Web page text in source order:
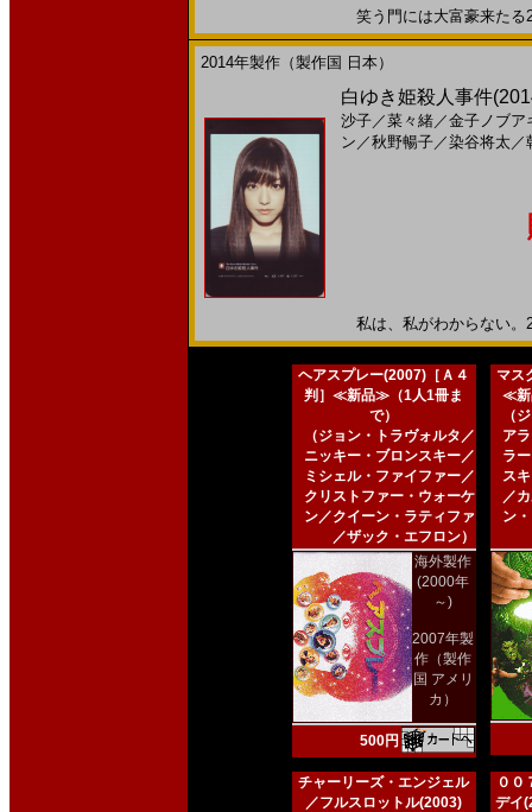
笑う門には大富豪来た
2014年製作（製作国 日本）
白ゆき姫殺人事件
沙子／菜々緒／金子ノブア
ン ／秋野暢子／染谷将太 ／
私は、私がわからない
ヘアスプレー(2007)［Ａ４
判］≪新品≫（1人1冊ま
で）
（ジョン・トラヴォルタ／
ニッキー・ブロンスキー／
ミシェル・ファイファー／
クリストファー・ウォーケ
ン／クイーン・ラティファ
／ザック・エフロン）
海外製作
(2000年
～)
2007年製
作（製作
国 アメリ
カ）
500円
マス
≪新
（
ア
ラ
ス
／
ン
チャーリーズ・エンジェル
／フルスロットル(2003)
００
デイ